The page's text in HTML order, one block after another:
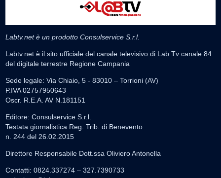
Labtv.net è un prodotto Consulservice S.r.l.
Labtv.net è il sito ufficiale del canale televisivo di Lab Tv canale 84
del digitale terrestre Regione Campania
Sede legale: Via Chiaio, 5 - 83010 – Torrioni (AV)
P.IVA 02757950643
Oscr. R.E.A. AV N.181151
Editore: Consulservice S.r.l.
Testata giornalistica Reg. Trib. di Benevento
n. 244 del 26.02.2015
Direttore Responsabile Dott.ssa Oliviero Antonella
Contatti: 0824.337274 – 327.7390733